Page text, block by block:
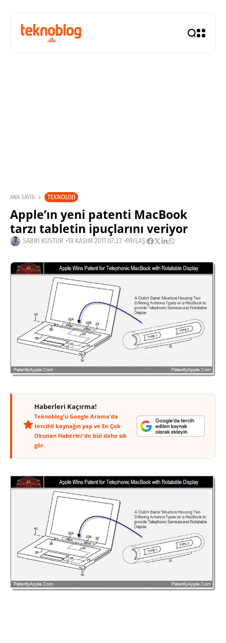
ANA SAYFA TEKNOLOJI
Apple’ın yeni patenti MacBook
tarzı tabletin ipuçlarını veriyor
SABRI KÜSTÜR 18 KASIM 2011 07:23 PAYLAŞ:
Haberleri Kaçırma!
Teknoblog'u Google Arama'da
tercihli kaynağın yap ve En Çok
Okunan Haberler'de bizi daha sık
gör.